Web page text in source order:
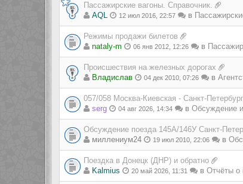
Пассажирские вагоны. Справочник.
AQL 12 июл 2016, 22:57 в
Режимы продажи билетов
nataly-m 06 янв 2012, 12:26 в
Происшествия на железных дорогах
Владиcлав 04 дек 2010, 07:26 в
057/058 Москва-Киевская - Санкт-Петербург
serg
04 авг 2026, 14:34 в Обсуждение
Обсуждение поезда 145А/146У Санкт-
миллениум24 19 июл 2010, 22:06 в
Поездка в Донецк (ДНР) и обратно
Kalmius 20 май 2026, 11:31 в Отчёты о